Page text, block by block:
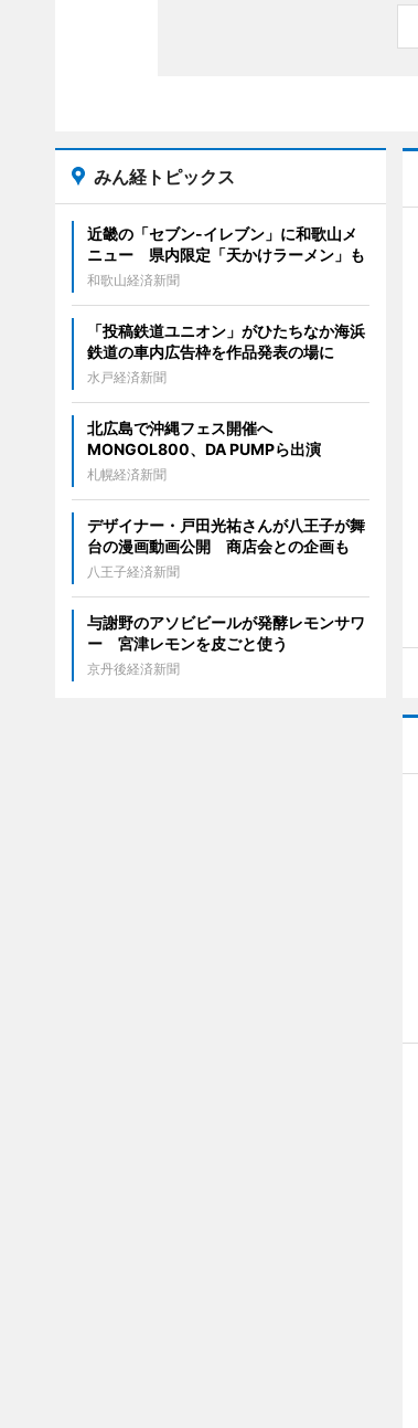
みん経トピックス
近畿の「セブン-イレブン」に和歌山メ
ニュー 県内限定「天かけラーメン」も
和歌山経済新聞
「投稿鉄道ユニオン」がひたちなか海浜
鉄道の車内広告枠を作品発表の場に
水戸経済新聞
北広島で沖縄フェス開催へ
MONGOL800、DA PUMPら出演
札幌経済新聞
デザイナー・戸田光祐さんが八王子が舞
台の漫画動画公開 商店会との企画も
八王子経済新聞
与謝野のアソビビールが発酵レモンサワ
ー 宮津レモンを皮ごと使う
京丹後経済新聞